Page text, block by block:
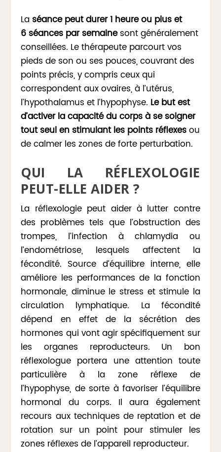
La séance peut durer 1 heure ou plus et
6 séances par semainesont généralement
conseillées. Le thérapeute parcourt vos
pieds de son ou ses pouces, couvrant des
points précis, y compris ceux qui
correspondent aux ovaires, à l’utérus,
l’hypothalamus et l’hypophyse. Le but est
d’activer la capacité du corps à se soigner
tout seul en stimulant les points réflexesou
de calmer les zones de forte perturbation.
QUI LA RÉFLEXOLOGIE
PEUT-ELLE AIDER ?
La réflexologie peut aider à lutter contre
des problèmes tels que l’obstruction des
trompes, l’infection à chlamydia ou
l’endométriose, lesquels affectent la
fécondité. Source d’équilibre interne, elle
améliore les performances de la fonction
hormonale, diminue le stress et stimule la
circulation lymphatique. La fécondité
dépend en effet de la sécrétion des
hormones qui vont agir spécifiquement sur
les organes reproducteurs. Un bon
réflexologue portera une attention toute
particulière à la zone réflexe de
l’hypophyse, de sorte à favoriser l’équilibre
hormonal du corps. Il aura également
recours aux techniques de reptation et de
rotation sur un point pour stimuler les
zones réflexes de l’appareil reproducteur.